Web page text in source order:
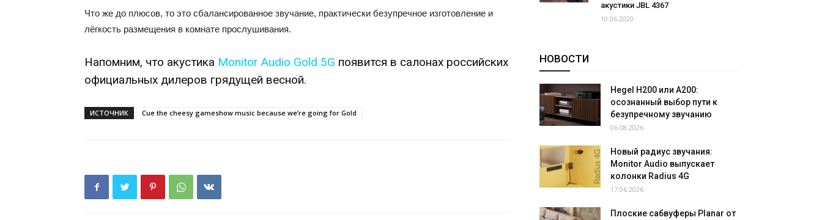
Что же до плюсов, то это сбалансированное звучание, практически безупречное изготовление и
лёгкость размещения в комнате прослушивания.
Напомним, что акустика Monitor Audio Gold 5G появится в салонах российских
официальных дилеров грядущей весной.
ИСТОЧНИК Cue the cheesy gameshow music because we’re going for Gold
акустики JBL 4367
10.06.2020
НОВОСТИ
Hegel H200 или A200:
осознанный выбор пути к
безупречному звучанию
06.08.2026
Новый радиус звучания:
Monitor Audio выпускает
колонки Radius 4G
17.06.2026
Плоские сабвуферы Planar от